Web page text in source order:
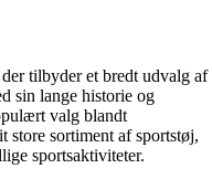
tilbyder et bredt udvalg af
sin lange historie og
valg blandt
store sortiment af sportstøj,
sportsaktiviteter.